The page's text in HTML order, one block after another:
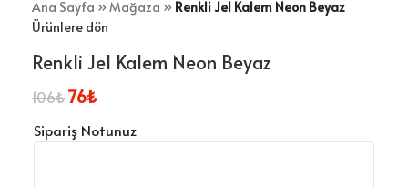
Ana Sayfa »Mağaza » Renkli Jel Kalem Neon Beyaz
Ürünlere dön
Renkli Jel Kalem Neon Beyaz
106₺76₺
Sipariş Notunuz